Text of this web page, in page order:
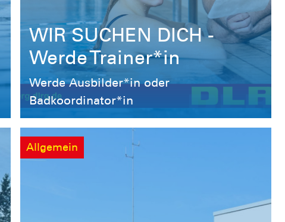
WIR SUCHEN DICH -
Werde Trainer*in
Werde Ausbilder*in oder
Badkoordinator*in
Allgemein